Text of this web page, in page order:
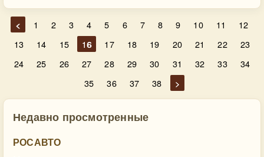
< 1 2 3 4 5 6 7 8 9 10 11
12
13
14 15 16 17 18 19 20 21 22
23
24
25 26 27 28 29 30 31 32 33
34
35
36 37 38 >
Недавно просмотренные
РОСАВТО